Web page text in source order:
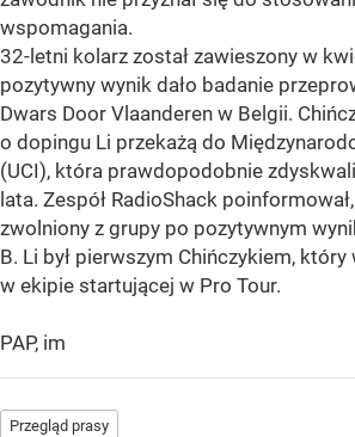
wspomagania.
32-letni kolarz został zawieszony w
pozytywny wynik dało badanie
Dwars Door Vlaanderen w Belgii.
o dopingu Li przekażą do
(UCI), która prawdopodobnie
lata. Zespół RadioShack
zwolniony z grupy po pozytywnym
B. Li był pierwszym Chińczykiem, który
w ekipie startującej w Pro Tour.
PAP, im
Przegląd prasy